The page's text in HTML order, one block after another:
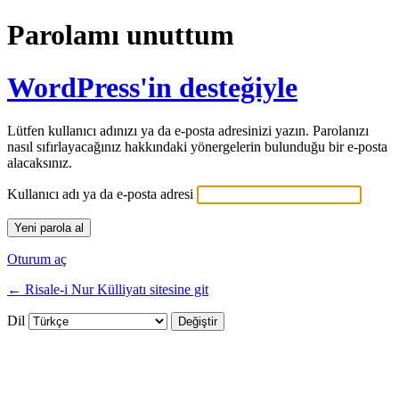
Parolamı unuttum
WordPress'in desteğiyle
Lütfen kullanıcı adınızı ya da e-posta adresinizi yazın. Parolanızı
nasıl sıfırlayacağınız hakkındaki yönergelerin bulunduğu bir e-posta
alacaksınız.
Kullanıcı adı ya da e-posta adresi
Oturum aç
← Risale-i Nur Külliyatı sitesine git
Dil